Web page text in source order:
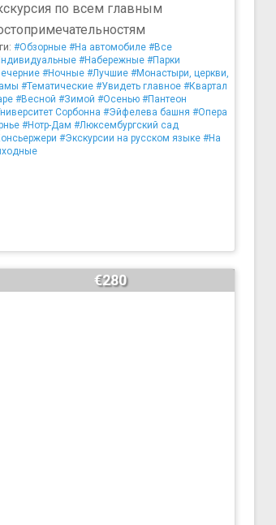
по всем главным
#Обзорные #На автомобиле #Все
#Набережные #Парки
#Ночные #Лучшие #Монастыри, церкви,
#Тематические #Увидеть главное #Квартал
#Весной #Зимой #Осенью #Пантеон
Сорбонна #Эйфелева башня #Опера
#Нотр-Дам #Люксембургский сад
#Экскурсии на русском языке #На
€280